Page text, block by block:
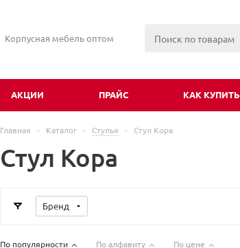
Корпусная мебель оптом
АКЦИИ ПРАЙС КАК КУПИТЬ
Главная - Каталог - Стулья - Стул Кора
Стул Кора
Бренд
По популярности По алфавиту По цене